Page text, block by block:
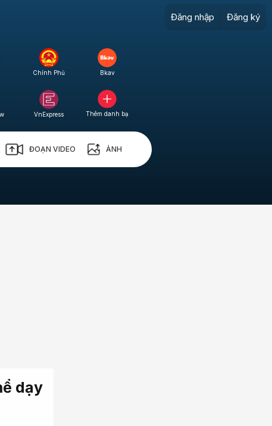
Đăng nhập Đăng ký
Chính Phủ Bkav
VnExpress Thêm danh bạ
ĐOẠN VIDEO ẢNH
dạy